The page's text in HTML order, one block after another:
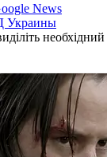
News